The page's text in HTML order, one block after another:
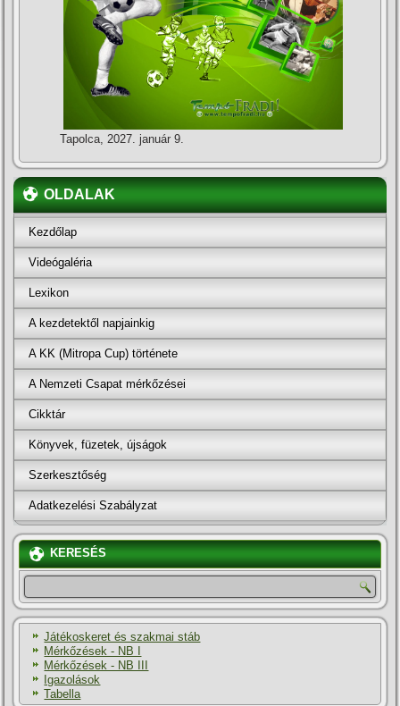
Tapolca, 2027. január 9.
OLDALAK
Kezdőlap
Videógaléria
Lexikon
A kezdetektől napjainkig
A KK (Mitropa Cup) története
A Nemzeti Csapat mérkőzései
Cikktár
Könyvek, füzetek, újságok
Szerkesztőség
Adatkezelési Szabályzat
KERESÉS
Játékoskeret és szakmai stáb
Mérkőzések - NB I
Mérkőzések - NB III
Igazolások
Tabella